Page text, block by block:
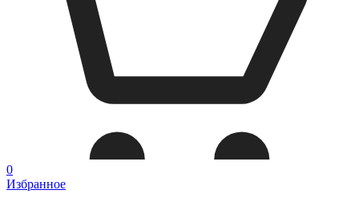
0
Избранное